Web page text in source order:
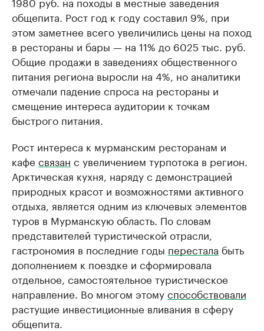
общепита. Рост год к году составил 9%, при
этом заметнее всего увеличились цены на поход
в рестораны и бары — на 11% до 6025 тыс. руб.
Общие продажи в заведениях общественного
питания региона выросли на 4%, но аналитики
отмечали падение спроса на рестораны и
смещение интереса аудитории к точкам
быстрого питания.
Рост интереса к мурманским ресторанам и
кафе связан с увеличением турпотока в регион.
Арктическая кухня, наряду с демонстрацией
природных красот и возможностями активного
отдыха, является одним из ключевых элементов
туров в Мурманскую область. По словам
представителей туристической отрасли,
гастрономия в последние годы перестала быть
дополнением к поездке и сформировала
отдельное, самостоятельное туристическое
направление. Во многом этомуспособствовали
растущие инвестиционные вливания в сферу
общепита.